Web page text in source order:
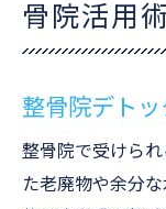
骨院活用
整骨院デト
整骨院で受けら
た老廃物や余分